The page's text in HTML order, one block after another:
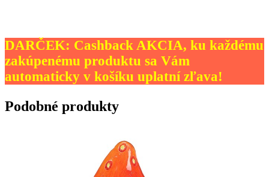
DARČEK: Cashback AKCIA, ku každému
zakúpenému produktu sa Vám
automaticky v košíku uplatní zľava!
Podobné produkty